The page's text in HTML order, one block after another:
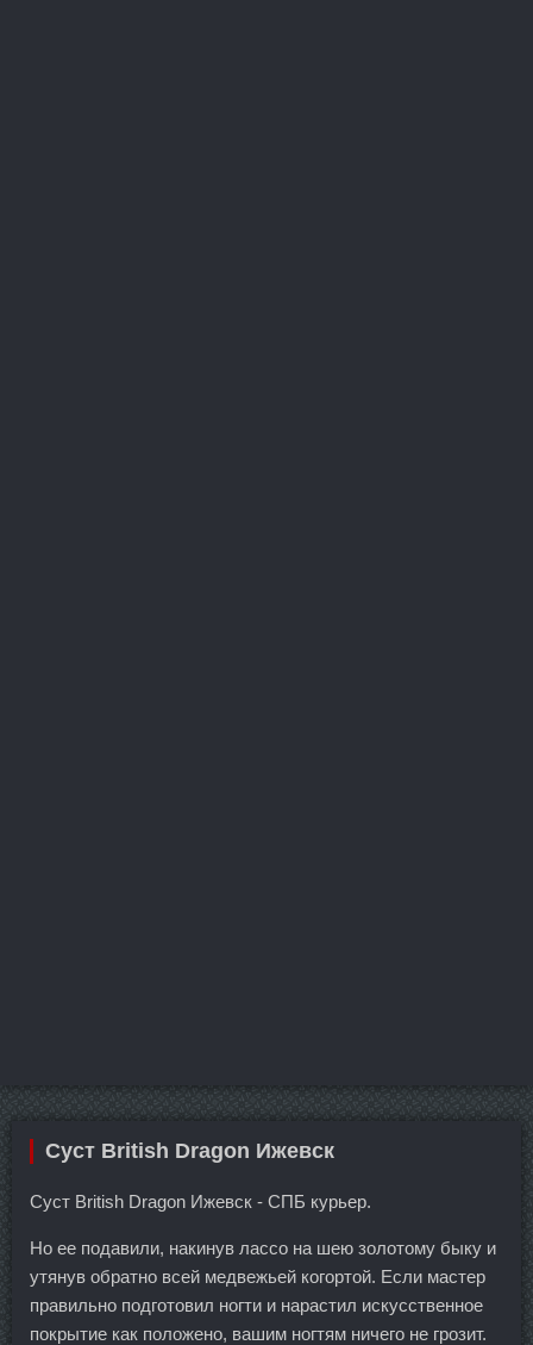
Суст British Dragon Ижевск
Суст British Dragon Ижевск - СПБ курьер.
Но ее подавили, накинув лассо на шею золотому быку и
утянув обратно всей медвежьей когортой. Если мастер
правильно подготовил ногти и нарастил искусственное
покрытие как положено, вашим ногтям ничего не грозит.